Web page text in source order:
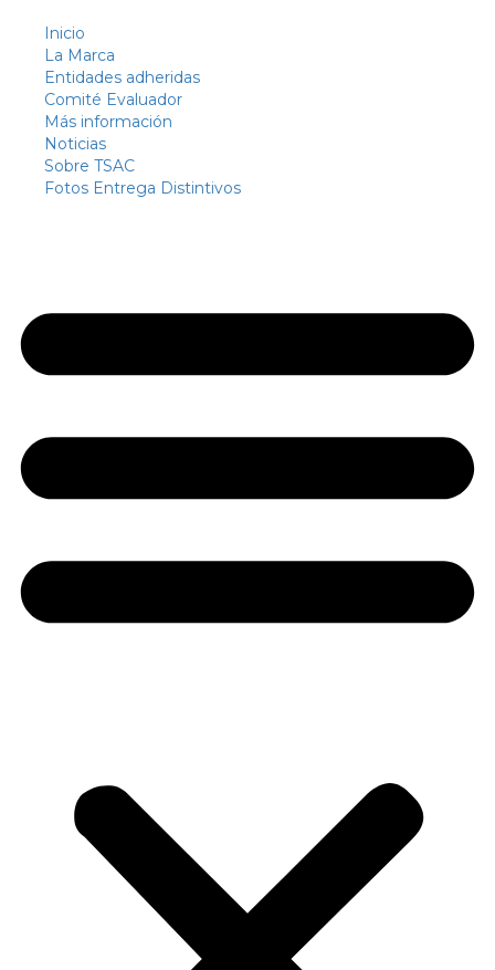
Inicio
La Marca
Entidades adheridas
Comité Evaluador
Más información
Noticias
Sobre TSAC
Fotos Entrega Distintivos